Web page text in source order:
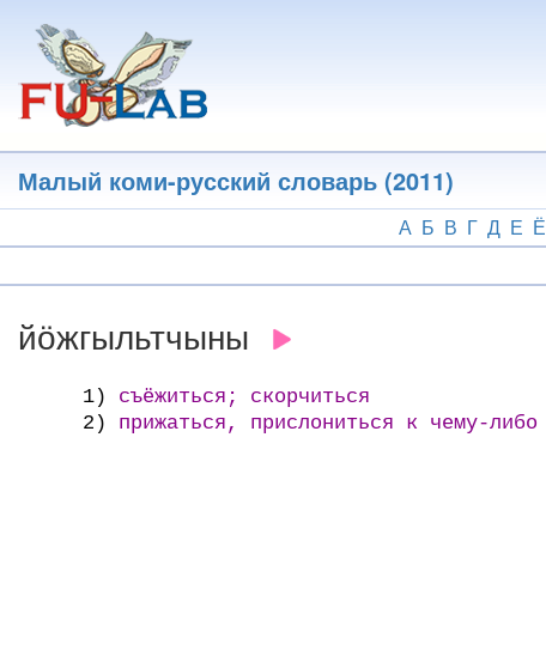
основному
содержанию
Малый коми-русский словарь (2011)
А Б В Г Д Е Ё
йӧжгыльтчыны
1)
съёжиться; скорчиться
2)
прижаться, прислониться к чему-либо